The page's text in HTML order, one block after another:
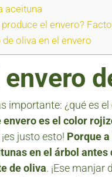
aceituna
el envero?
oliva en el envero
envero
importante: ¿qué es
es el color
justo esto! Porque
en el árbol
de oliva. ¡Ese manjar